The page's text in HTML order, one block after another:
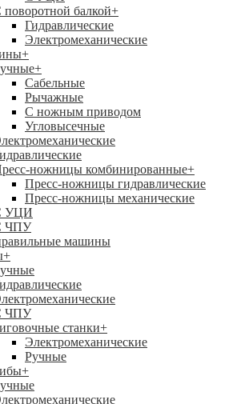
поворотной балкой+
Гидравлические
Электромеханические
+
+
Сабельные
Рычажные
С ножным приводом
Угловысечные
ножницы комбинированные+
Пресс-ножницы гидравлические
Пресс-ножницы механические
УЦИ
ЧПУ
машины
+
ЧПУ
станки+
Электромеханические
Ручные
+